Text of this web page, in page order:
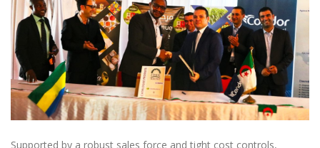
Supported by a robust sales force and tight cost controls,